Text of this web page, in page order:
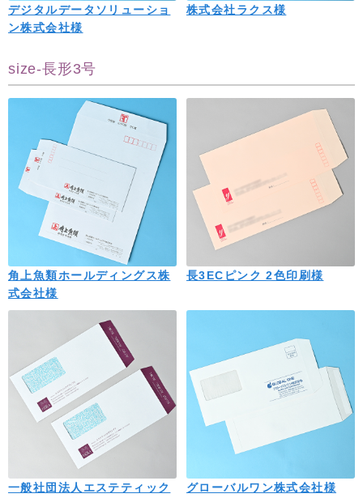
デジタルデータソリューショ
ン株式会社様
株式会社ラクス様
size-長形3号
角上魚類ホールディングス株
式会社様
長3ECピンク 2色印刷様
一般社団法人エステティック
グローバルワン株式会社様